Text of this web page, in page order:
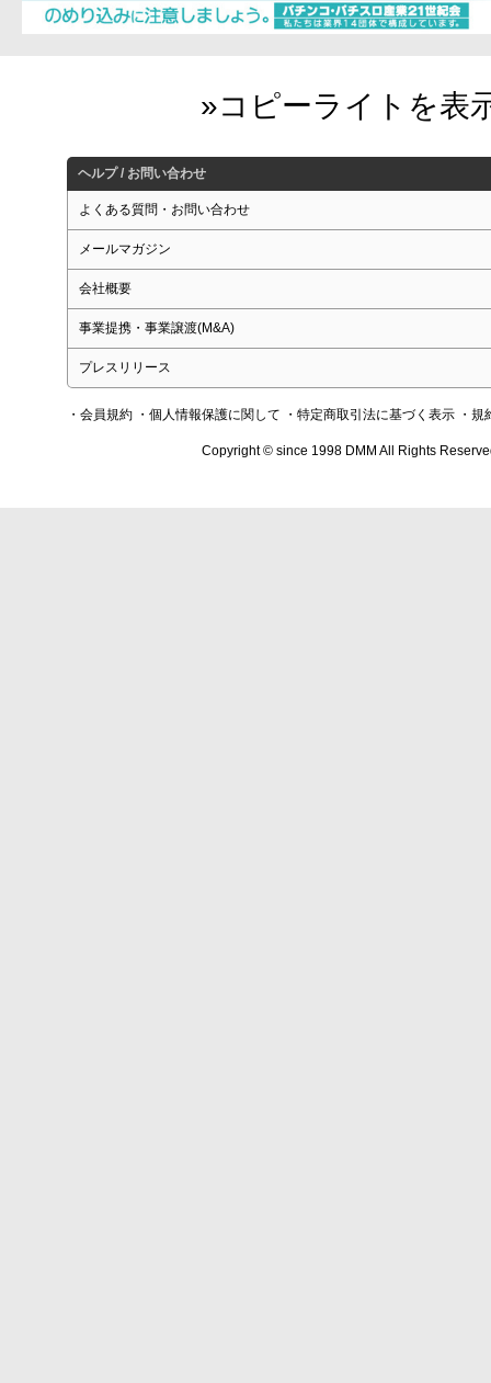
ヘルプ / お問い合わせ
よくある質問・お問い合わせ
メールマガジン
会社概要
事業提携・事業譲渡(M&A)
プレスリリース
・会員規約 ・個人情報保護に関して ・特定商取引法に基づく表示 ・規
Copyright © since 1998 DMM All Rights